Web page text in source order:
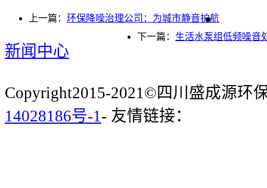
上一篇： 环保降噪治理公司：为城市静音护航
下一篇： 生活水泵组低频噪音
新闻中心
Copyright2015-2021©四川盛成源环
14028186号-1 - 友情链接：